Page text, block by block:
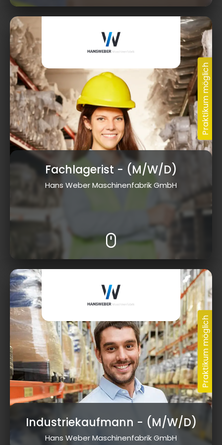
Fachlagerist - (M/W/D)
Hans Weber Maschinenfabrik GmbH
Industriekaufmann - (M/W/D)
Hans Weber Maschinenfabrik GmbH